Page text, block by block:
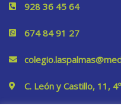
928 36 45 64
674 84 91 27
C. León y Castillo, 11,